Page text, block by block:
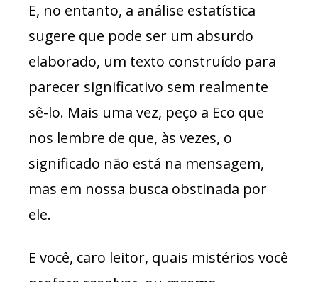
E, no entanto, a análise estatística
sugere que pode ser um absurdo
elaborado, um texto construído para
parecer significativo sem realmente
sê-lo. Mais uma vez, peço a Eco que
nos lembre de que, às vezes, o
significado não está na mensagem,
mas em nossa busca obstinada por
ele.
E você, caro leitor, quais mistérios você